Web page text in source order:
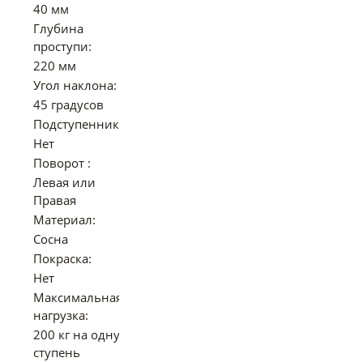
40 мм
Глубина
проступи:
220 мм
Угол наклона:
45 градусов
Подступенники:
Нет
Поворот :
Левая или
Правая
Материал:
Сосна
Покраска:
Нет
Максимальная
нагрузка:
200 кг на одну
ступень